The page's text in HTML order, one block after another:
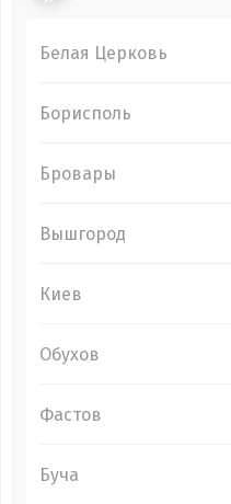
Белая Церковь
Борисполь
Бровары
Вышгород
Киев
Обухов
Фастов
Буча